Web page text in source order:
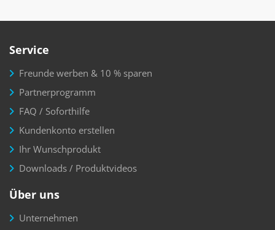
Service
Freunde werben & 10 % sparen
Partnerprogramm
FAQ / Soforthilfe
Kundenkonto erstellen
Ihr Wunschprodukt
Downloads / Produktvideos
Über uns
Unternehmen